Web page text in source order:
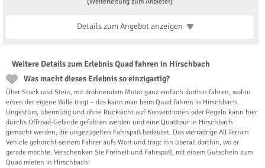
Details zum Angebotanzeigen
Weitere Details zum Erlebnis Quad fahren in Hirschbach
Was macht dieses Erlebnis so einzigartig?
Über Stock und Stein, mit dröhnendem Motor ganz einfach dorthin fahren, wohin
einen der eigene Wille trägt – das kann man beim Quad fahren in Hirschbach.
Ungestüm, übermütig und ohne Rücksicht auf Konventionen oder Regeln kann hier
durchs Offroad-Gelände gefahren werden und eine Quadtour in Hirschbach
gemacht werden, die ungezügelten Fahrspaß bedeutet. Das vierrädrige All Terrain
Vehicle gehorcht seinem Fahrer aufs Wort und trägt ihn überall dorthin, wo er
gerade möchte. Verschenken Sie Freiheit und Fahrspaß, mit einem Gutschein zum
Quad mieten in Hirschbach!